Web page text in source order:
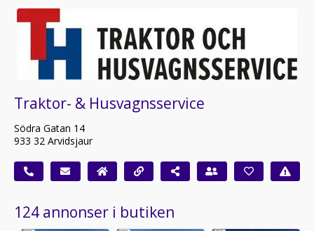
Traktor- & Husvagnsservice
Södra Gatan 14
933 32 Arvidsjaur
124 annonser i butiken